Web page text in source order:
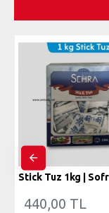
Stick Tuz 1kg |
440,00 TL